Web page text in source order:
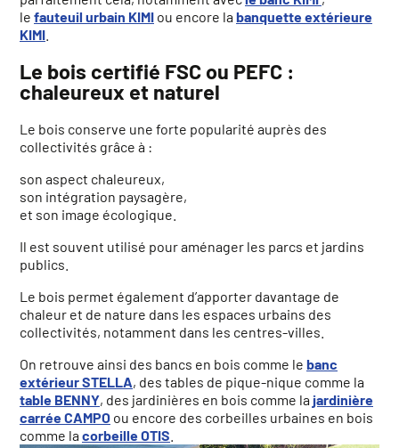
le fauteuil urbain KIMI ou encore la banquette extérieure
KIMI
Le bois certifié FSC ou PEFC :
chaleureux et naturel
Le bois conserve une forte popularité auprès des
collectivités grâce à :
son aspect chaleureux,
son intégration paysagère,
et son image écologique.
Il est souvent utilisé pour aménager les parcs et jardins
publics.
Le bois permet également d’apporter davantage de
chaleur et de nature dans les espaces urbains des
collectivités, notamment dans les centres-villes.
On retrouve ainsi des bancs en bois comme le banc
extérieur STELLA, des tables de pique-nique comme la
table BENNY, des jardinières en bois comme la jardinière
carrée CAMPO ou encore des corbeilles urbaines en bois
comme la corbeille OTIS